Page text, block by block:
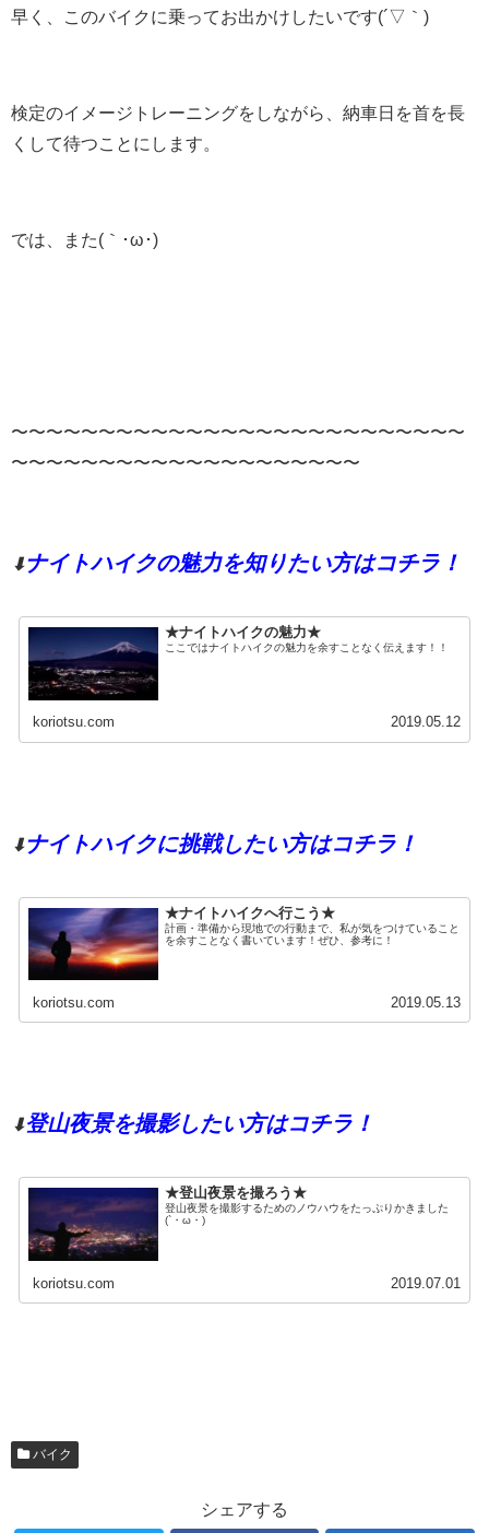
早く、このバイクに乗ってお出かけしたいです(´▽｀)
検定のイメージトレーニングをしながら、納車日を首を長
くして待つことにします。
では、また(｀･ω･)
〜〜〜〜〜〜〜〜〜〜〜〜〜〜〜〜〜〜〜〜〜〜〜〜〜〜
〜〜〜〜〜〜〜〜〜〜〜〜〜〜〜〜〜〜〜〜
⬇ナイトハイクの魅力を知りたい方はコチラ！
★ナイトハイクの魅力★
ここではナイトハイクの魅力を余すことなく伝えます！！
koriotsu.com 2019.05.12
⬇ナイトハイクに挑戦したい方はコチラ！
★ナイトハイクへ行こう★
計画・準備から現地での行動まで、私が気をつけていること
を余すことなく書いています！ぜひ、参考に！
koriotsu.com 2019.05.13
⬇登山夜景を撮影したい方はコチラ！
★登山夜景を撮ろう★
登山夜景を撮影するためのノウハウをたっぷりかきました
(`・ω・)
koriotsu.com 2019.07.01
バイク
シェアする